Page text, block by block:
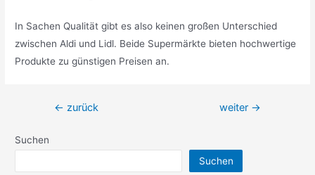
In Sachen Qualität gibt es also keinen großen Unterschied
zwischen Aldi und Lidl. Beide Supermärkte bieten hochwertige
Produkte zu günstigen Preisen an.
Beitragsnavigation
← zurück weiter →
Suchen
Suchen